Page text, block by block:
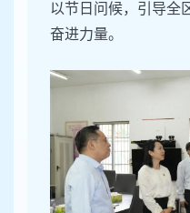
以节日问候，引导全
奋进力量。